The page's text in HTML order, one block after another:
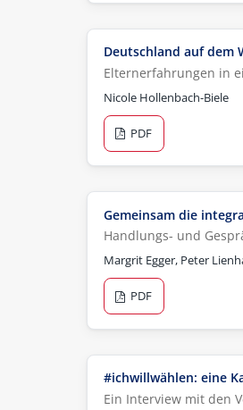
Deutschland auf dem
Elternerfahrungen in
Nicole Hollenbach-Biele
PDF
Gemeinsam die
Handlungs- und
Margrit Egger, Peter
PDF
#ichwillwählen: eine
Ein Interview mit den